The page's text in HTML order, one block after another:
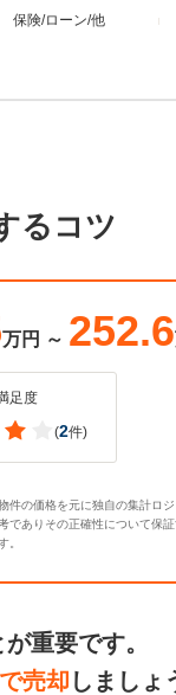
保険/ローン/他
るコツ
万円 ～ 252.6
足度
(2件)
の価格を元に独自の集計ロジ
ありその正確性について保証
。
重要です。
売却 しましょ